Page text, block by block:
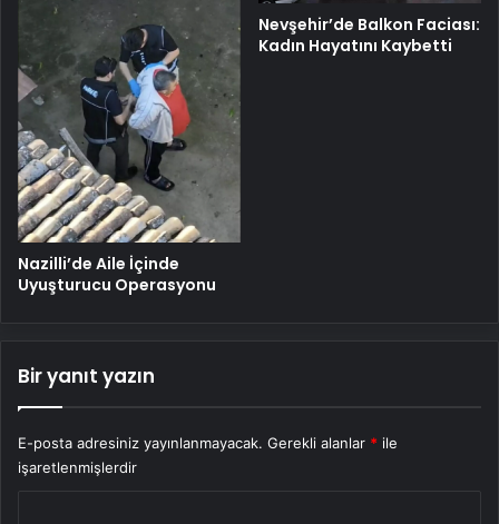
Nazilli’de Aile İçinde
Uyuşturucu Operasyonu
Nevşehir’de Balkon Faciası:
Kadın Hayatını Kaybetti
Bir yanıt yazın
E-posta adresiniz yayınlanmayacak. Gerekli alanlar * ile
işaretlenmişlerdir